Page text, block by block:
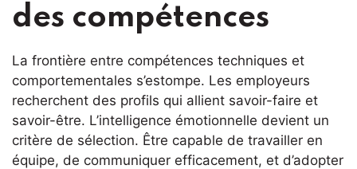
des compétences
La frontière entre compétences techniques et
comportementales s’estompe. Les employeurs
recherchent des profils qui allient savoir-faire et
savoir-être. L’intelligence émotionnelle devient un
critère de sélection. Être capable de travailler en
équipe, de communiquer efficacement, et d’adopter